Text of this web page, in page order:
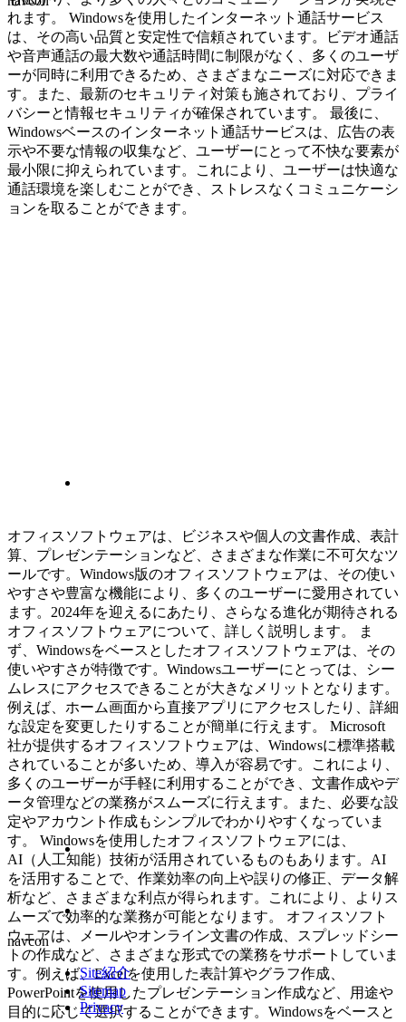
れます。 Windowsを使用したインターネット通話サービス
は、その高い品質と安定性で信頼されています。ビデオ通話
や音声通話の最大数や通話時間に制限がなく、多くのユーザ
ーが同時に利用できるため、さまざまなニーズに対応できま
す。また、最新のセキュリティ対策も施されており、プライ
バシーと情報セキュリティが確保されています。 最後に、
Windowsベースのインターネット通話サービスは、広告の表
示や不要な情報の収集など、ユーザーにとって不快な要素が
最小限に抑えられています。これにより、ユーザーは快適な
通話環境を楽しむことができ、ストレスなくコミュニケーシ
ョンを取ることができます。
オフィスソフトウェアは、ビジネスや個人の文書作成、表計
算、プレゼンテーションなど、さまざまな作業に不可欠なツ
ールです。Windows版のオフィスソフトウェアは、その使い
やすさや豊富な機能により、多くのユーザーに愛用されてい
ます。2024年を迎えるにあたり、さらなる進化が期待される
オフィスソフトウェアについて、詳しく説明します。 ま
ず、Windowsをベースとしたオフィスソフトウェアは、その
使いやすさが特徴です。Windowsユーザーにとっては、シー
ムレスにアクセスできることが大きなメリットとなります。
例えば、ホーム画面から直接アプリにアクセスしたり、詳細
な設定を変更したりすることが簡単に行えます。 Microsoft
社が提供するオフィスソフトウェアは、Windowsに標準搭載
されていることが多いため、導入が容易です。これにより、
多くのユーザーが手軽に利用することができ、文書作成やデ
ータ管理などの業務がスムーズに行えます。また、必要な設
定やアカウント作成もシンプルでわかりやすくなっていま
す。 Windowsを使用したオフィスソフトウェアには、
AI（人工知能）技術が活用されているものもあります。AI
を活用することで、作業効率の向上や誤りの修正、データ解
析など、さまざまな利点が得られます。これにより、よりス
ムーズで効率的な業務が可能となります。 オフィスソフト
ウェアは、メールやオンライン文書の作成、スプレッドシー
トの作成など、さまざまな形式での業務をサポートしていま
す。例えば、Excelを使用した表計算やグラフ作成、
PowerPointを使用したプレゼンテーション作成など、用途や
目的に応じて選択することができます。Windowsをベースと
navcon
Site紹介
Sitemap
Privacy